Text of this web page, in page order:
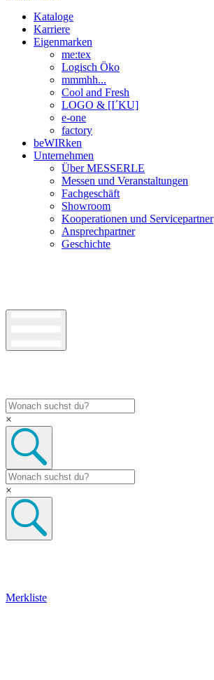
Kataloge
Karriere
Eigenmarken
me:tex
Logisch Öko
mmmhh...
Cool and Fresh
LOGO & [I´KU]
e-one
factory
beWIRken
Unternehmen
Über MESSERLE
Messen und Veranstaltungen
Fachgeschäft
Showroom
Kooperationen und Servicepartner
Ansprechpartner
Geschichte
×
×
Merkliste